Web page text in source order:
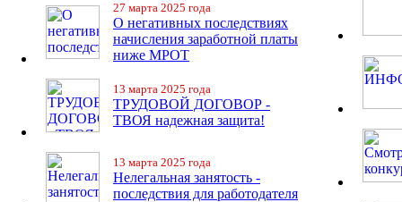
27 марта 2025 года
О негативных последствиях
начисления заработной платы
ниже МРОТ
13 марта 2025 года
ТРУДОВОЙ ДОГОВОР -
ТВОЯ надежная защита!
13 марта 2025 года
Нелегальная занятость -
последствия для работодателя